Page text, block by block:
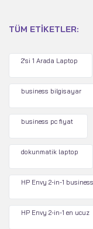
TÜM ETIKETLER:
2'si 1 Arada Laptop
business bilgisayar
business pc fiyat
dokunmatik laptop
HP Envy 2-in-1 business
HP Envy 2-in-1 en ucuz